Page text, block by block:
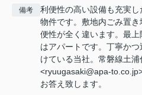
備考
利便性の高い設備も充実
物件です。敷地内ごみ置
便性が全く違います。最
はアパートです。丁寧か
けている当社。常磐線土
<ryuugasaki@apa-
お答え致します。